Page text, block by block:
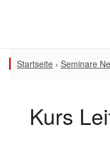
Startseite › Seminare
Kurs